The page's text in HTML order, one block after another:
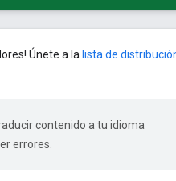
Únete a la lista de
contenido a tu idioma
errores.